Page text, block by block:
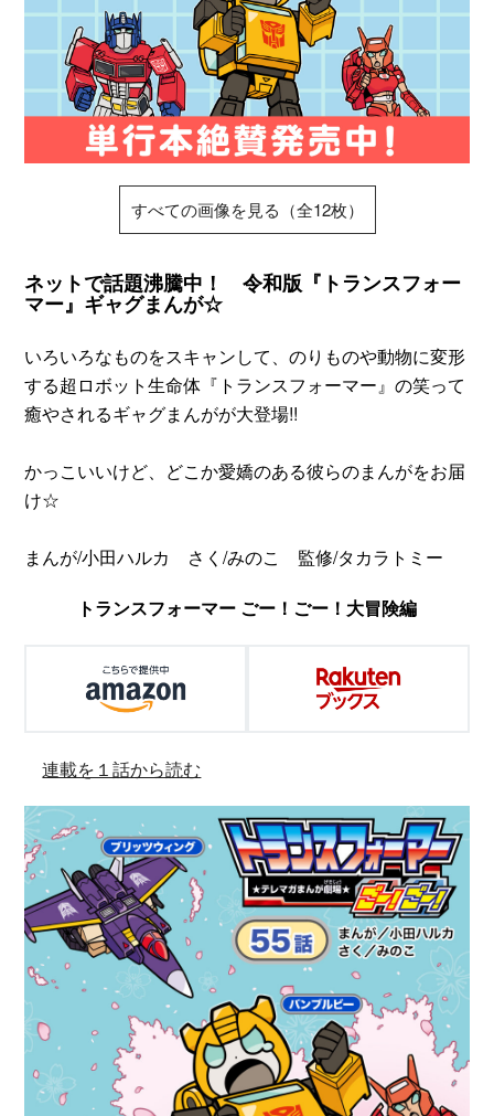
すべての画像を見る（全12枚）
ネットで話題沸騰中！ 令和版『トランスフォー
マー』ギャグまんが☆
いろいろなものをスキャンして、のりものや動物に変形
する超ロボット生命体『トランスフォーマー』の笑って
癒やされるギャグまんがが大登場!!
かっこいいけど、どこか愛嬌のある彼らのまんがをお届
け☆
まんが/小田ハルカ さく/みのこ 監修/タカラトミー
トランスフォーマー ごー！ごー！大冒険編
連載を１話から読む